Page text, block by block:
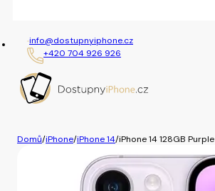
info@dostupnyiphone.cz
+420 704 926 926
Domů/iPhone/iPhone 14/iPhone 14 128GB Purple